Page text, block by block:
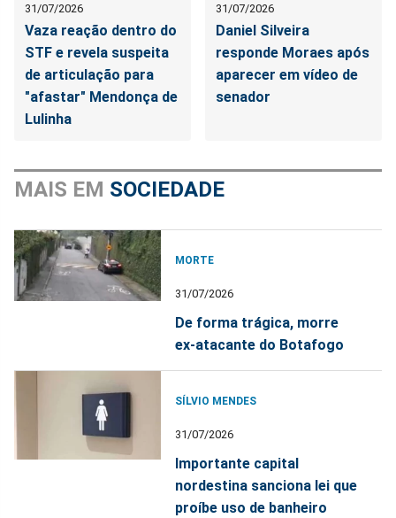
31/07/2026
Vaza reação dentro do
STF e revela suspeita
de articulação para
"afastar" Mendonça de
Lulinha
31/07/2026
Daniel Silveira
responde Moraes após
aparecer em vídeo de
senador
MAIS EM SOCIEDADE
MORTE
31/07/2026
De forma trágica, morre
ex-atacante do Botafogo
SÍLVIO MENDES
31/07/2026
Importante capital
nordestina sanciona lei que
proíbe uso de banheiro